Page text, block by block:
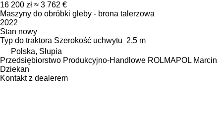
16 200 zł ≈ 3 762 €
Maszyny do obróbki gleby - brona talerzowa
2022
Stan nowy
Typ do traktora Szerokość uchwytu 2,5 m
Polska, Słupia
Przedsiębiorstwo Produkcyjno-Handlowe ROLMAPOL Marcin
Dziekan
Kontakt z dealerem